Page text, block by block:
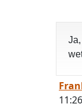
11:26